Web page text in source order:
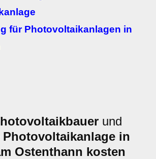
für Photovoltaikanlagen in
und
Photovoltaikanlage in
Ostenthann kosten